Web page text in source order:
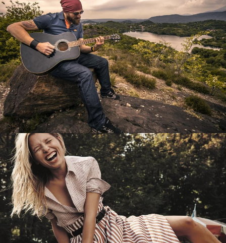
Перевод интернет-магазина
Guitaramania.ru на 1С-Битрикс
Смотреть проект
Имиджевый сайт для сети магазинов
Soho Project